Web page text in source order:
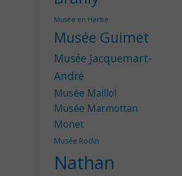
Musée en Herbe
Musée Guimet
Musée Jacquemart-
André
Musée Maillol
Musée Marmottan
Monet
Musée Rodin
Nathan